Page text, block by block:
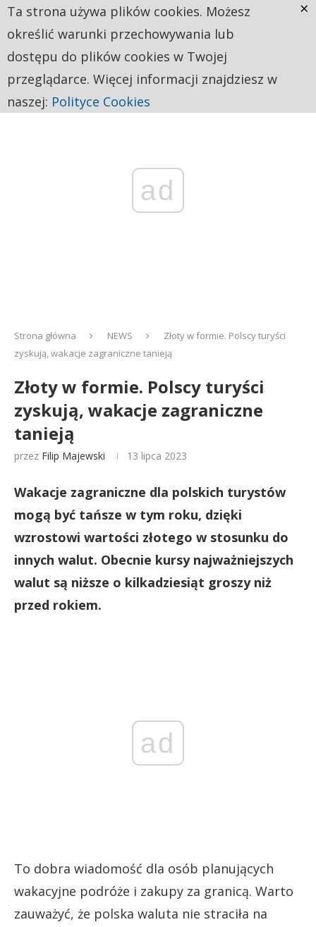
ad
Strona główna NEWS
Złoty w formie. Polscy turyści
zyskują, wakacje zagraniczne tanieją
Złoty w formie. Polscy turyści
zyskują, wakacje zagraniczne
tanieją
przez Filip Majewski 13 lipca 2023
Wakacje zagraniczne dla polskich turystów
mogą być tańsze w tym roku, dzięki
wzrostowi wartości złotego w stosunku do
innych walut. Obecnie kursy najważniejszych
walut są niższe o kilkadziesiąt groszy niż
przed rokiem.
ad
To dobra wiadomość dla osób planujących
wakacyjne podróże i zakupy za granicą. Warto
zauważyć, że polska waluta nie straciła na
Ta strona używa plików cookies. Możesz
określić warunki przechowywania lub
dostępu do plików cookies w Twojej
przeglądarce. Więcej informacji znajdziesz w
naszej: Polityce Cookies
×